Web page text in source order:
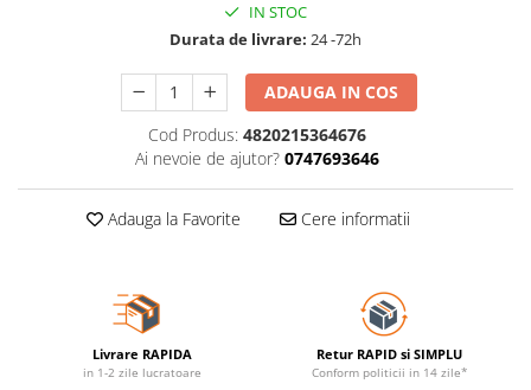
IN STOC
Durata de livrare: 24 -72h
ADAUGA IN COS
Cod Produs: 4820215364676
Ai nevoie de ajutor? 0747693646
Adauga la Favorite Cere informatii
Livrare RAPIDA
in 1-2 zile lucratoare
Retur RAPID si SIMPLU
Conform politicii in 14 zile*